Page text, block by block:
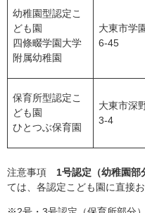
幼稚園型認定こ
ども園
四條畷学園大学
附属幼稚園
大東市学
6-45
保育所型認定こ
ども園
ひとつぶ保育園
大東市深
3-4
注意事項 1号認定（幼稚園部
ては、各認定こども園に直接